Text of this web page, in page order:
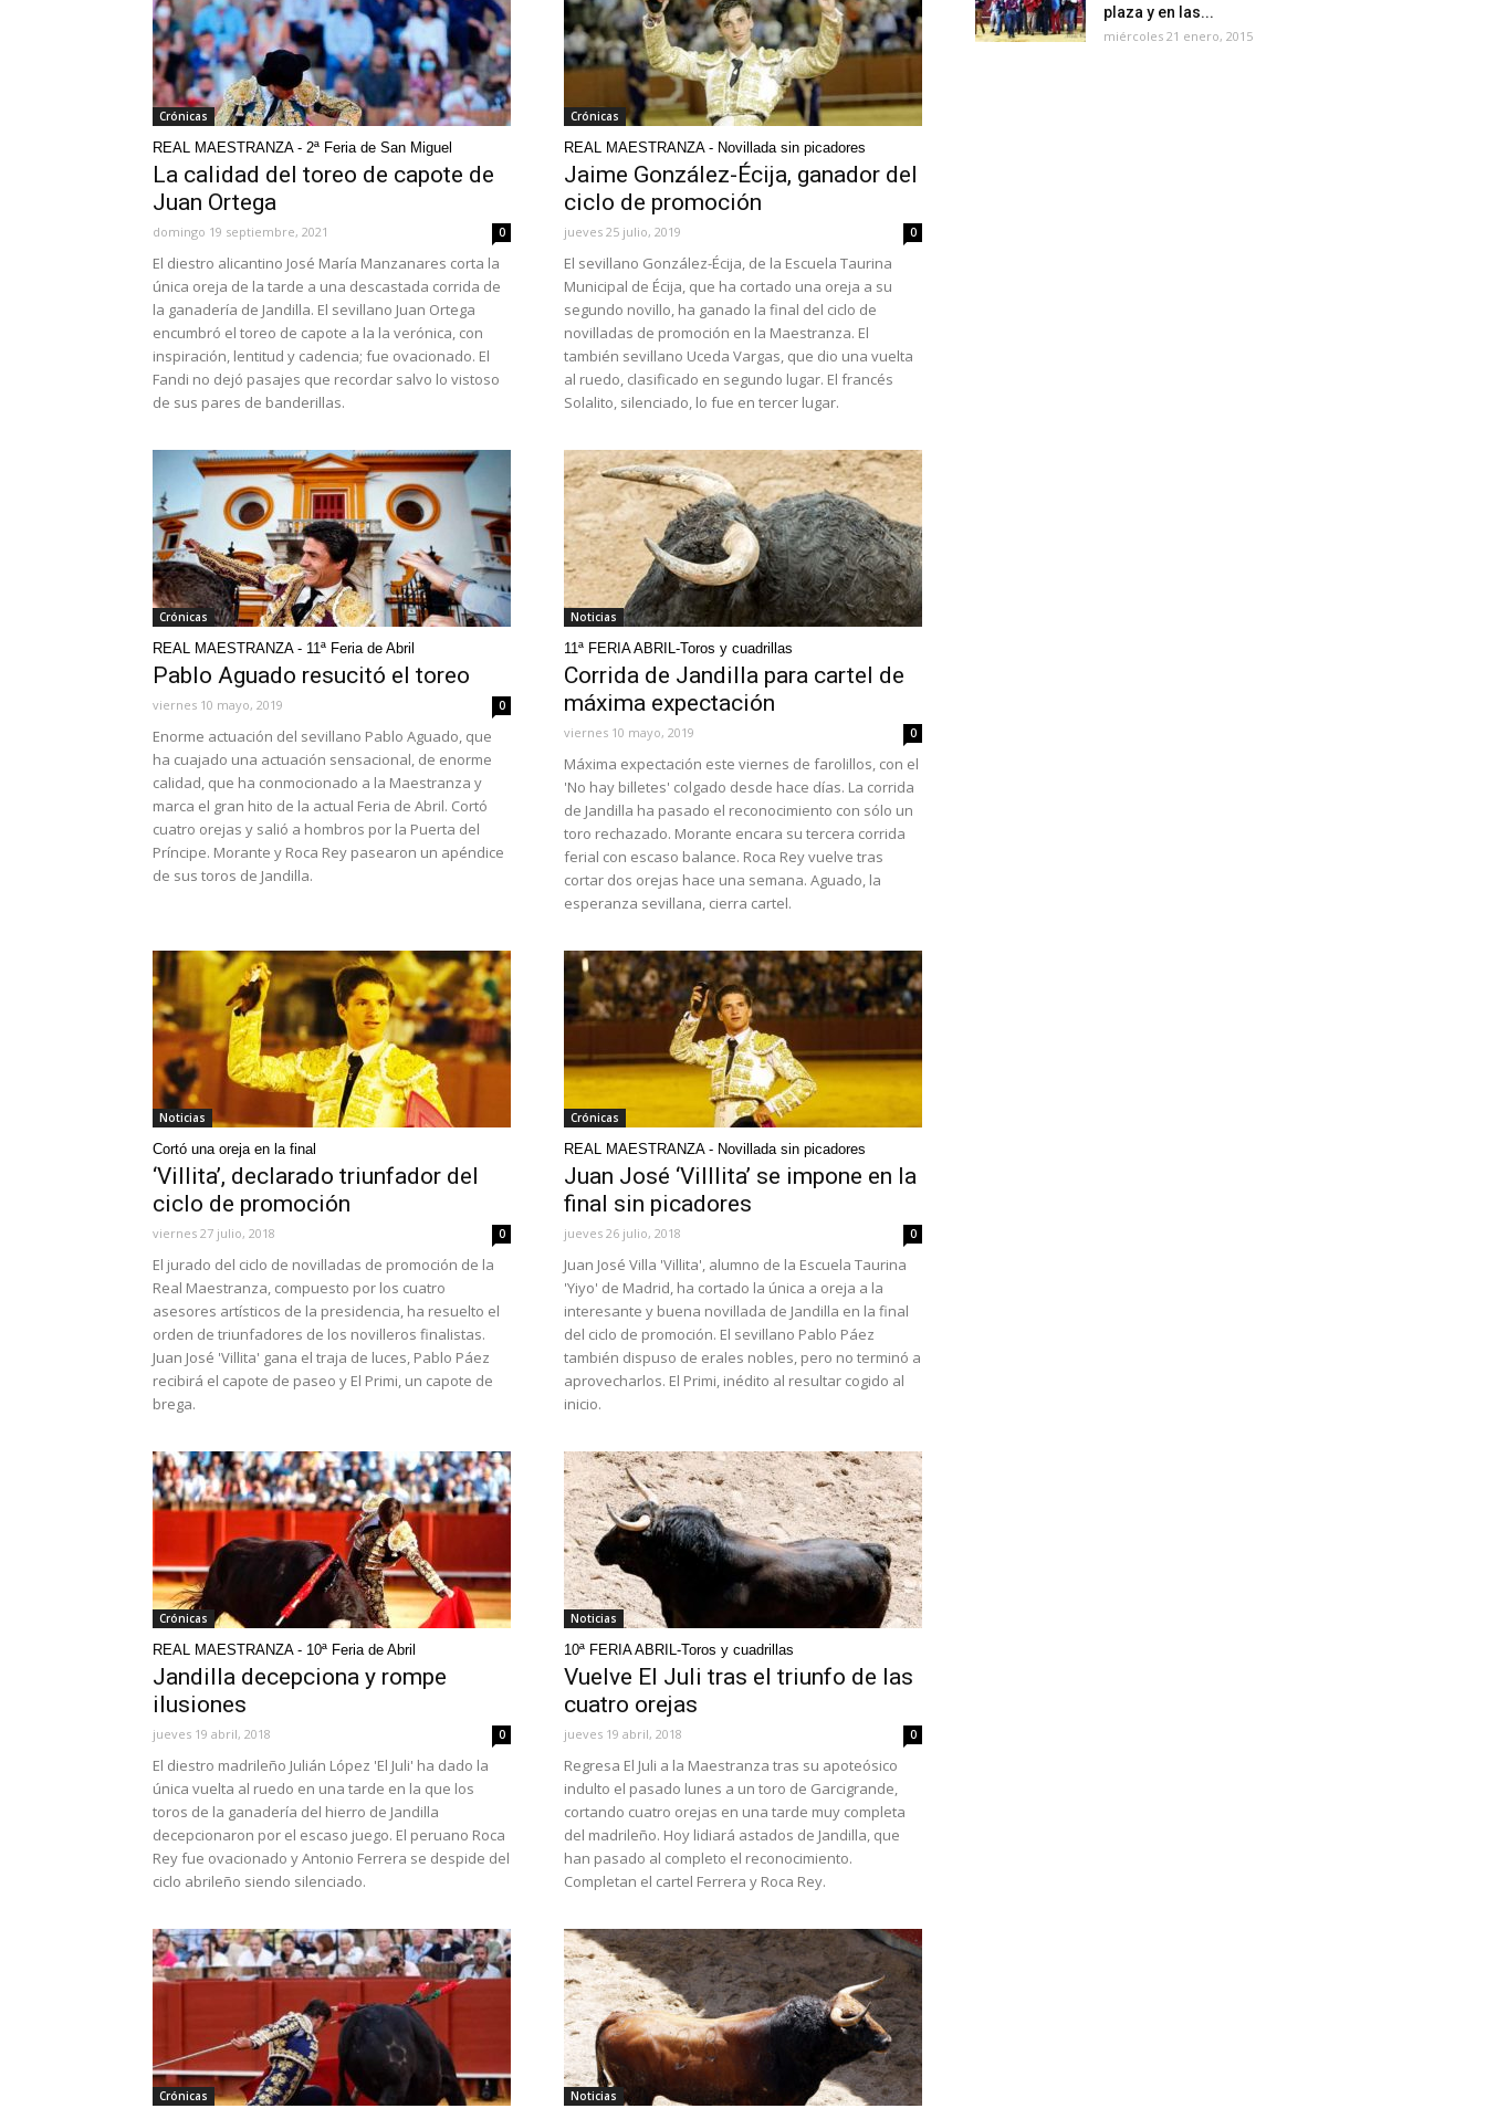
Crónicas
REAL MAESTRANZA - 2ª Feria de San Miguel
La calidad del toreo de capote de
Juan Ortega
domingo 19 septiembre, 2021 0
El diestro alicantino José María Manzanares corta la
única oreja de la tarde a una descastada corrida de
la ganadería de Jandilla. El sevillano Juan Ortega
encumbró el toreo de capote a la la verónica, con
inspiración, lentitud y cadencia; fue ovacionado. El
Fandi no dejó pasajes que recordar salvo lo vistoso
de sus pares de banderillas.
Crónicas
REAL MAESTRANZA - Novillada sin picadores
Jaime González-Écija, ganador del
ciclo de promoción
jueves 25 julio, 2019 0
El sevillano González-Écija, de la Escuela Taurina
Municipal de Écija, que ha cortado una oreja a su
segundo novillo, ha ganado la final del ciclo de
novilladas de promoción en la Maestranza. El
también sevillano Uceda Vargas, que dio una vuelta
al ruedo, clasificado en segundo lugar. El francés
Solalito, silenciado, lo fue en tercer lugar.
Crónicas
REAL MAESTRANZA - 11ª Feria de Abril
Pablo Aguado resucitó el toreo
viernes 10 mayo, 2019 0
Enorme actuación del sevillano Pablo Aguado, que
ha cuajado una actuación sensacional, de enorme
calidad, que ha conmocionado a la Maestranza y
marca el gran hito de la actual Feria de Abril. Cortó
cuatro orejas y salió a hombros por la Puerta del
Príncipe. Morante y Roca Rey pasearon un apéndice
de sus toros de Jandilla.
Noticias
11ª FERIA ABRIL-Toros y cuadrillas
Corrida de Jandilla para cartel de
máxima expectación
viernes 10 mayo, 2019 0
Máxima expectación este viernes de farolillos, con el
'No hay billetes' colgado desde hace días. La corrida
de Jandilla ha pasado el reconocimiento con sólo un
toro rechazado. Morante encara su tercera corrida
ferial con escaso balance. Roca Rey vuelve tras
cortar dos orejas hace una semana. Aguado, la
esperanza sevillana, cierra cartel.
Noticias
Cortó una oreja en la final
‘Villita’, declarado triunfador del
ciclo de promoción
viernes 27 julio, 2018 0
El jurado del ciclo de novilladas de promoción de la
Real Maestranza, compuesto por los cuatro
asesores artísticos de la presidencia, ha resuelto el
orden de triunfadores de los novilleros finalistas.
Juan José 'Villita' gana el traja de luces, Pablo Páez
recibirá el capote de paseo y El Primi, un capote de
brega.
Crónicas
REAL MAESTRANZA - Novillada sin picadores
Juan José ‘Villlita’ se impone en la
final sin picadores
jueves 26 julio, 2018 0
Juan José Villa 'Villita', alumno de la Escuela Taurina
'Yiyo' de Madrid, ha cortado la única a oreja a la
interesante y buena novillada de Jandilla en la final
del ciclo de promoción. El sevillano Pablo Páez
también dispuso de erales nobles, pero no terminó a
aprovecharlos. El Primi, inédito al resultar cogido al
inicio.
Crónicas
REAL MAESTRANZA - 10ª Feria de Abril
Jandilla decepciona y rompe
ilusiones
jueves 19 abril, 2018 0
El diestro madrileño Julián López 'El Juli' ha dado la
única vuelta al ruedo en una tarde en la que los
toros de la ganadería del hierro de Jandilla
decepcionaron por el escaso juego. El peruano Roca
Rey fue ovacionado y Antonio Ferrera se despide del
ciclo abrileño siendo silenciado.
Noticias
10ª FERIA ABRIL-Toros y cuadrillas
Vuelve El Juli tras el triunfo de las
cuatro orejas
jueves 19 abril, 2018 0
Regresa El Juli a la Maestranza tras su apoteósico
indulto el pasado lunes a un toro de Garcigrande,
cortando cuatro orejas en una tarde muy completa
del madrileño. Hoy lidiará astados de Jandilla, que
han pasado al completo el reconocimiento.
Completan el cartel Ferrera y Roca Rey.
Crónicas Noticias
plaza y en las...
miércoles 21 enero, 2015